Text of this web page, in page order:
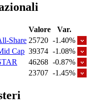
Valore
Var.
Share 25720 -1.40%
Cap 39374 -1.08%
46268 -0.87%
23707 -1.45%